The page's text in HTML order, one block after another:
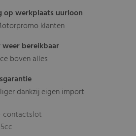
op werkplaats uurloon
klanten
weer bereikbaar
boven alles
dankzij eigen import
contactslot